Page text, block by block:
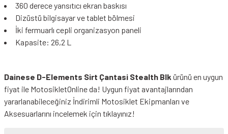
360 derece yansıtıcı ekran baskısı
Dizüstü bilgisayar ve tablet bölmesi
İki fermuarlı cepli organizasyon paneli
Kapasite: 26,2 L
Dainese D-Elements Sirt Çantasi Stealth Blk ürünü en uygun
fiyat ile MotosikletOnline da! Uygun fiyat avantajlarından
yararlanabileceğiniz İndirimli Motosiklet Ekipmanları ve
Aksesuarlarını incelemek için tıklayınız!